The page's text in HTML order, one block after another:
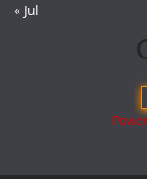
« Jul